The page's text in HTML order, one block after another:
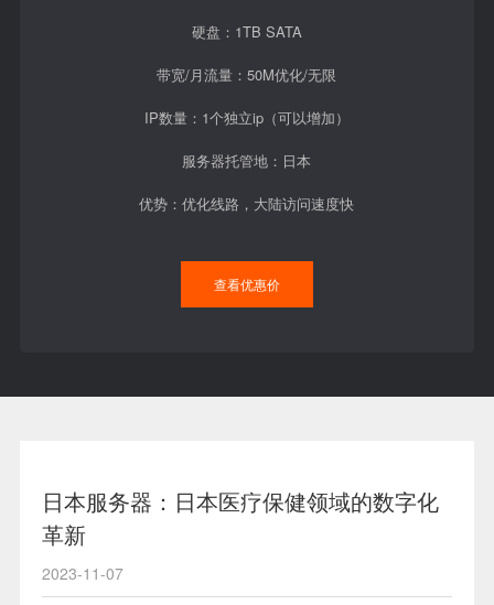
硬盘：1TB SATA
带宽/月流量：50M优化/无限
IP数量：1个独立ip（可以增加）
服务器托管地：日本
优势：优化线路，大陆访问速度快
查看优惠价
日本服务器：日本医疗保健领域的数字化
革新
2023-11-07